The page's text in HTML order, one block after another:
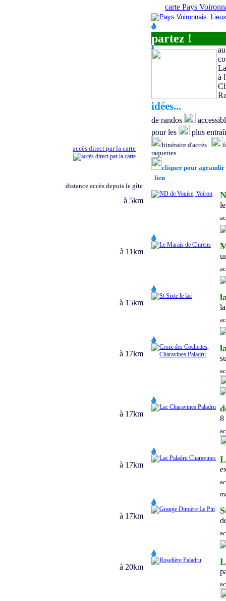
carte Pays
partez !
accès direct par la carte
à
idées...
de randos
pour les
plus
Itinéraire d'accès
raquettes
cliquer pour agrandir
lien
distance accès depuis le gîte
à 5km
l
à 11km
à 15km
à 17km
à 17km
8
à 17km
à 17km
à 20km